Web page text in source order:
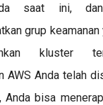
saat ini,
grup keamanan
kluster
AWS Anda telah
Anda bisa